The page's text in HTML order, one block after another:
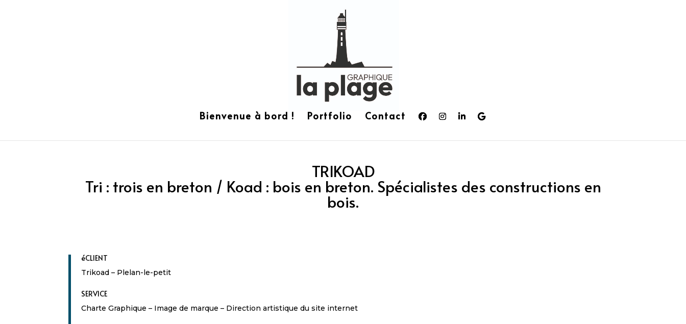
Bienvenue à bord ! Portfolio Contact
TRIKOAD
Tri : trois en breton / Koad : bois en breton. Spécialistes des constructions en
bois.
éCLIENT
Trikoad – Plelan-le-petit
SERVICE
Charte Graphique – Image de marque – Direction artistique du site internet